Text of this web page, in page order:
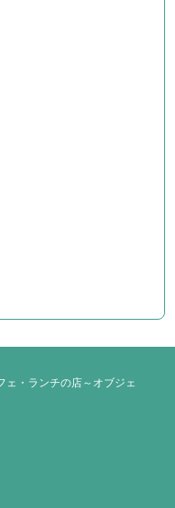
ェ・ランチの店～オブジェ